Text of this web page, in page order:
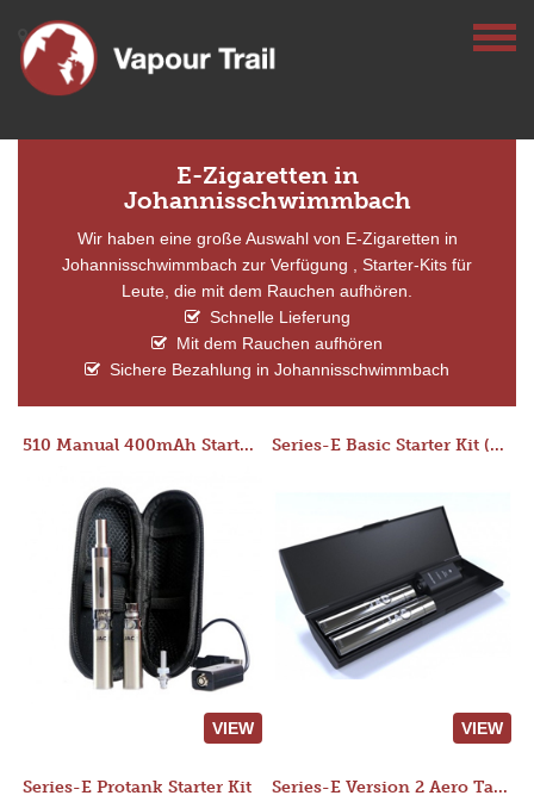
E-Zigaretten in
Johannisschwimmbach
Wir haben eine große Auswahl von E-Zigaretten in
Johannisschwimmbach zur Verfügung , Starter-Kits für
Leute, die mit dem Rauchen aufhören.
Schnelle Lieferung
Mit dem Rauchen aufhören
Sichere Bezahlung in Johannisschwimmbach
510 Manual 400mAh Starter Kit
VIEW
Series-E Basic Starter Kit (No Tank)
VIEW
Series-E Protank Starter Kit Series-E Version 2 Aero Tank Starter Kit